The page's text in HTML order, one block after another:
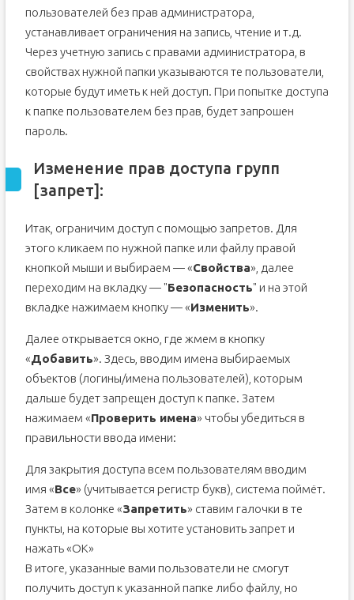
пользователей без прав администратора,
устанавливает ограничения на запись, чтение и т.д.
Через учетную запись с правами администратора, в
свойствах нужной папки указываются те пользователи,
которые будут иметь к ней доступ. При попытке доступа
к папке пользователем без прав, будет запрошен
пароль.
Изменение прав доступа групп
[запрет]:
Итак, ограничим доступ с помощью запретов. Для
этого кликаем по нужной папке или файлу правой
кнопкой мыши и выбираем — «Свойства», далее
переходим на вкладку — "Безопасность" и на этой
вкладке нажимаем кнопку — «Изменить».
Далее открывается окно, где жмем в кнопку
«Добавить». Здесь, вводим имена выбираемых
объектов (логины/имена пользователей), которым
дальше будет запрещен доступ к папке. Затем
нажимаем «Проверить имена» чтобы убедиться в
правильности ввода имени:
Для закрытия доступа всем пользователям вводим
имя «Все» (учитывается регистр букв), система поймёт.
Затем в колонке «Запретить» ставим галочки в те
пункты, на которые вы хотите установить запрет и
нажать «ОК»
В итоге, указанные вами пользователи не смогут
получить доступ к указанной папке либо файлу, но